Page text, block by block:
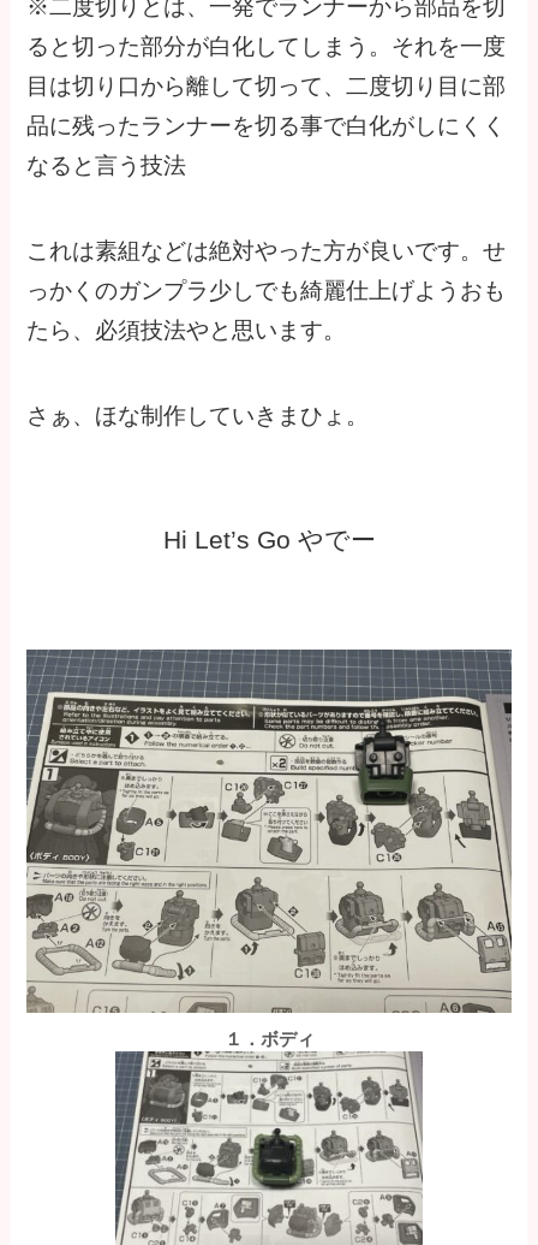
※二度切りとは、一発でランナーから部品を切
ると切った部分が白化してしまう。それを一度
目は切り口から離して切って、二度切り目に部
品に残ったランナーを切る事で白化がしにくく
なると言う技法
これは素組などは絶対やった方が良いです。せ
っかくのガンプラ少しでも綺麗仕上げようおも
たら、必須技法やと思います。
さぁ、ほな制作していきまひょ。
Hi Let’s Go やでー
１．ボディ